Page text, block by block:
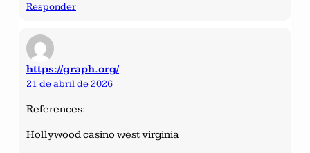
Responder
https://graph.org/
21 de abril de 2026
References:
Hollywood casino west virginia